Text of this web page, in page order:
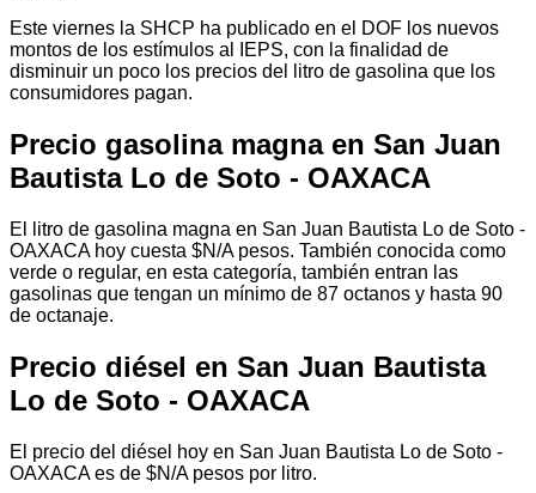
Este viernes la SHCP ha publicado en el DOF los nuevos
montos de los estímulos al IEPS, con la finalidad de
disminuir un poco los precios del litro de gasolina que los
consumidores pagan.
Precio gasolina magna en San Juan
Bautista Lo de Soto - OAXACA
El litro de gasolina magna en San Juan Bautista Lo de Soto -
OAXACA hoy cuesta $N/A pesos. También conocida como
verde o regular, en esta categoría, también entran las
gasolinas que tengan un mínimo de 87 octanos y hasta 90
de octanaje.
Precio diésel en San Juan Bautista
Lo de Soto - OAXACA
El precio del diésel hoy en San Juan Bautista Lo de Soto -
OAXACA es de $N/A pesos por litro.